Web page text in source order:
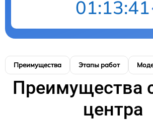
01:13:40
Преимущества Этапы работ
Преимущества
центра